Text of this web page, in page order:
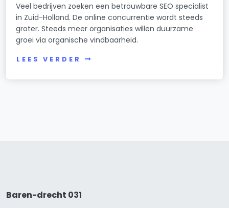
Veel bedrijven zoeken een betrouwbare SEO specialist
in Zuid-Holland. De online concurrentie wordt steeds
groter. Steeds meer organisaties willen duurzame
groei via organische vindbaarheid.
LEES VERDER
Baren-drecht 031